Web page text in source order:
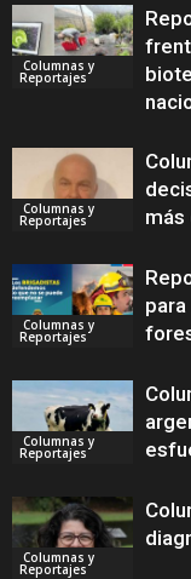
Columnas y
Reportajes
Columnas y
Reportajes
más
Columnas y
Reportajes
Columnas y
Reportajes
Columnas y
Reportajes